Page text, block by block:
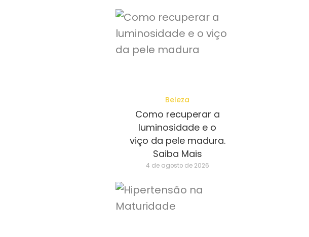
Beleza
Como recuperar a
luminosidade e o
viço da pele madura.
Saiba Mais
4 de agosto de 2026